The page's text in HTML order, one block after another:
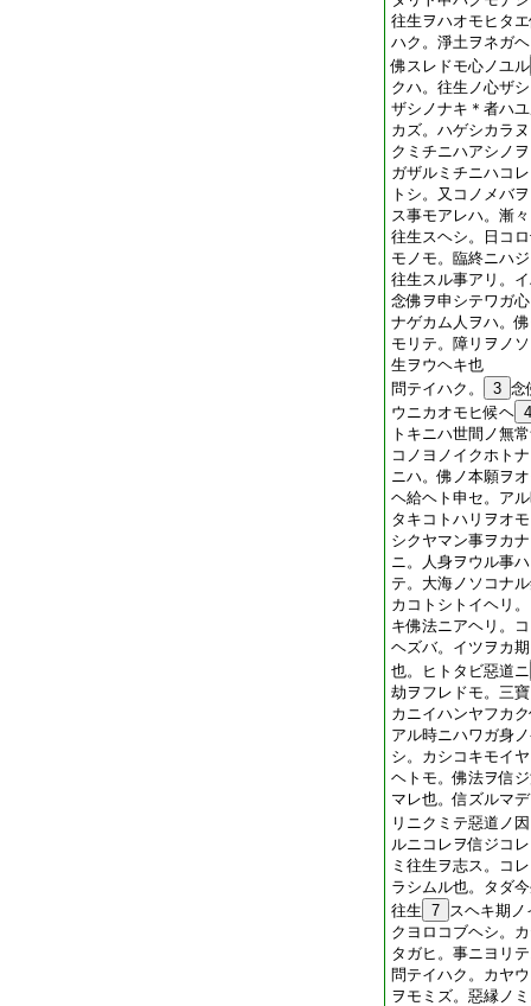
往生ヲハオモヒタ
ハク。淨土ヲネガ
佛スレドモ心ノユル
クハ。往生ノ心ザ
ザシノナキ＊者ハ
カズ。ハゲシカラ
クミチニハアシノ
ガザルミチニハコ
トシ。又コノメバ
ス事モアレハ。漸
往生スヘシ。日コ
モノモ。臨終ニハ
往生スル事アリ。
念佛ヲ申シテワガ
ナゲカム人ヲハ。
モリテ。障リヲノ
生ヲウヘキ也
問テイハク。
3 念
ウニカオモヒ候ヘ 4
トキニハ世間ノ無
コノヨノイクホト
ニハ。佛ノ本願ヲ
ヘ給ヘト申セ。ア
タキコトハリヲオ
シクヤマン事ヲカ
ニ。人身ヲウル事
テ。大海ノソコナ
カコトシトイヘリ
キ佛法ニアヘリ。
ヘズバ。イツヲカ
也。ヒトタビ惡道ニ
劫ヲフレドモ。三
カニイハンヤフカ
アル時ニハワガ身
シ。カシコキモイ
ヘトモ。佛法ヲ信
マレ也。信ズルマ
リニクミテ惡道ノ
ルニコレヲ信ジコ
ミ往生ヲ志ス。コ
ラシムル也。タダ
往生 7 スヘキ期
クヨロコブヘシ。
タガヒ。事ニヨリ
問テイハク。カヤ
ヲモミズ。惡縁ノ